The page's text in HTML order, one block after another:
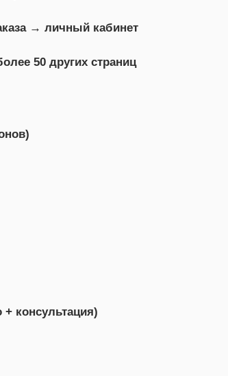
→ личный кабинет
50 других страниц
консультация)